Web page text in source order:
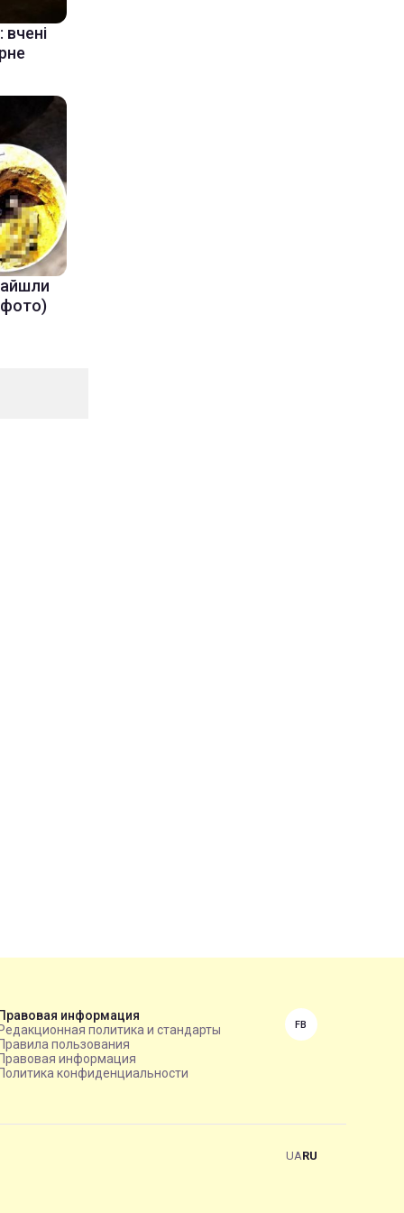
информация
политика и стандарты
пользования
информация
конфиденциальности
FB
UARU